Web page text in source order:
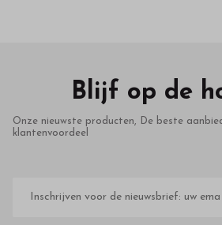
Blijf op de
Onze nieuwste producten, De beste
klantenvoordeel
mailadres